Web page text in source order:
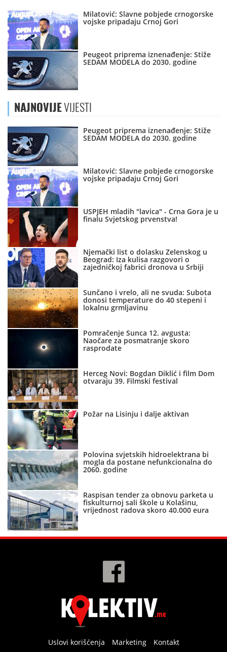
Milatović: Slavne pobjede crnogorske
vojske pripadaju Crnoj Gori
Peugeot priprema iznenađenje: Stiže
SEDAM MODELA do 2030. godine
NAJNOVIJEVIJESTI
Peugeot priprema iznenađenje: Stiže
SEDAM MODELA do 2030. godine
Milatović: Slavne pobjede crnogorske
vojske pripadaju Crnoj Gori
USPJEH mladih "lavica" - Crna Gora je u
finalu Svjetskog prvenstva!
Njemački list o dolasku Zelenskog u
Beograd: Iza kulisa razgovori o
zajedničkoj fabrici dronova u Srbiji
Sunčano i vrelo, ali ne svuda: Subota
donosi temperature do 40 stepeni i
lokalnu grmljavinu
Pomračenje Sunca 12. avgusta:
Naočare za posmatranje skoro
rasprodate
Herceg Novi: Bogdan Diklić i film Dom
otvaraju 39. Filmski festival
Požar na Lisinju i dalje aktivan
Polovina svjetskih hidroelektrana bi
mogla da postane nefunkcionalna do
2060. godine
Raspisan tender za obnovu parketa u
fiskulturnoj sali škole u Kolašinu,
vrijednost radova skoro 40.000 eura
Uslovi korišćenja Marketing
Kontakt